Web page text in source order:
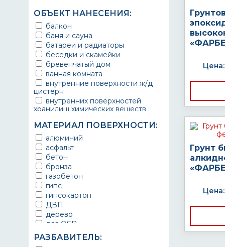
ОБЪЕКТ НАНЕСЕНИЯ:
балкон
баня и сауна
батареи и радиаторы
беседки и скамейки
бревенчатый дом
ванная комната
внутренние поверхности ж/д
цистерн
внутренних поверхностей
хранилищ химических веществ
ворота
выхлопные системы
автомобилей
газопроводы
гараж
гидротехнические сооружения
городской транспорт
грузовые вагоны
двери металлические
детали двигателей
детали машин
для автомобилей
МАТЕРИАЛ ПОВЕРХНОСТИ:
алюминий
асфальт
бетон
бронза
газобетон
гипс
гипсокартон
ДВП
дерево
для OSB
для бетона
для гипса
РАЗБАВИТЕЛЬ:
Цена:
Грунт
Цена: